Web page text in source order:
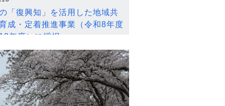
「復興知」を活用した地域共
成・定着推進事業（令和8年度
年度）に採択